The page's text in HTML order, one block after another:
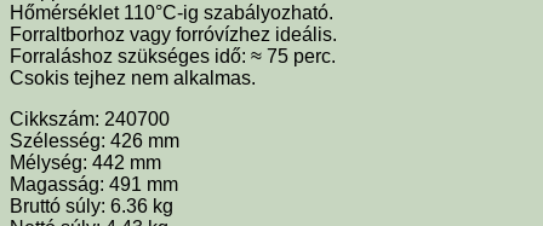
Hőmérséklet 110°C-ig szabályozható.
Forraltborhoz vagy forróvízhez ideális.
Forraláshoz szükséges idő: ≈ 75 perc.
Csokis tejhez nem alkalmas.
Cikkszám: 240700
Szélesség: 426 mm
Mélység: 442 mm
Magasság: 491 mm
Bruttó súly: 6.36 kg